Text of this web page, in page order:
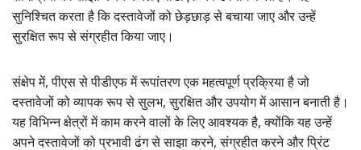
सुनिश्चित करता है कि दस्तावेजों को छेड़छाड़ से बचाया जाए और उन्हें
सुरक्षित रूप से संग्रहीत किया जाए।
संक्षेप में, पीएस से पीडीएफ में रूपांतरण एक महत्वपूर्ण प्रक्रिया है जो
दस्तावेजों को व्यापक रूप से सुलभ, सुरक्षित और उपयोग में आसान बनाती है।
यह विभिन्न क्षेत्रों में काम करने वालों के लिए आवश्यक है, क्योंकि यह उन्हें
अपने दस्तावेजों को प्रभावी ढंग से साझा करने, संग्रहीत करने और प्रिंट